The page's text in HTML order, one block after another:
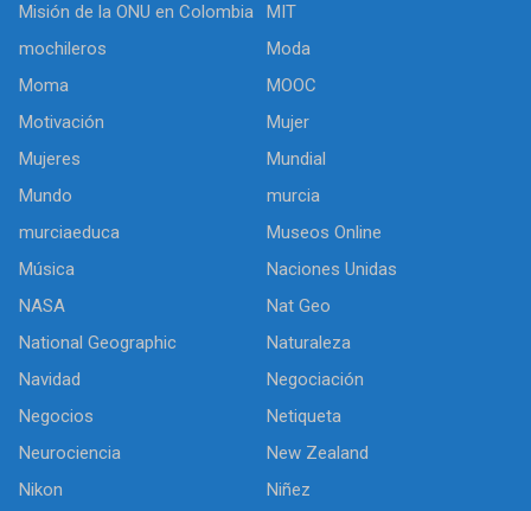
Misión de la ONU en Colombia
MIT
mochileros
Moda
Moma
MOOC
Motivación
Mujer
Mujeres
Mundial
Mundo
murcia
murciaeduca
Museos Online
Música
Naciones Unidas
NASA
Nat Geo
National Geographic
Naturaleza
Navidad
Negociación
Negocios
Netiqueta
Neurociencia
New Zealand
Nikon
Niñez